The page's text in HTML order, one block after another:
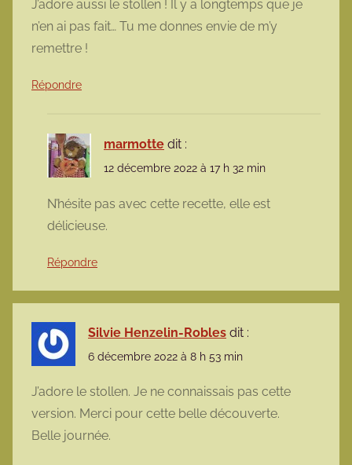
J’adore aussi le stollen ! Il y a longtemps que je
n’en ai pas fait… Tu me donnes envie de m’y
remettre !
Répondre
marmotte dit :
12 décembre 2022 à 17 h 32 min
N’hésite pas avec cette recette, elle est
délicieuse.
Répondre
Silvie Henzelin-Robles dit :
6 décembre 2022 à 8 h 53 min
J’adore le stollen. Je ne connaissais pas cette
version. Merci pour cette belle découverte.
Belle journée.